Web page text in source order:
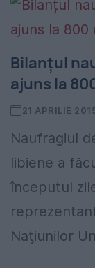
Bilanțul
ajuns la
21 APRILIE
Naufragiul
libiene a
începutul
Naţiunilor